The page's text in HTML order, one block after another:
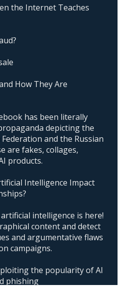
the Internet Teaches
How They Are
has been literally
depicting the
and the Russian
are fakes, collages,
products.
Intelligence Impact
intelligence is here!
content and detect
and argumentative flaws
campaigns.
the popularity of AI
phishing